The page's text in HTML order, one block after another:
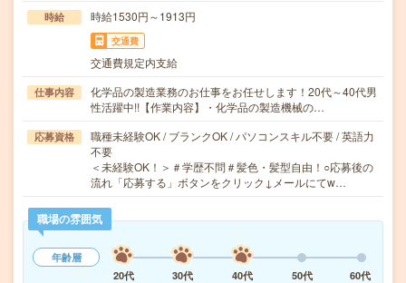
時給 時給1530円～1913円
交通費
交通費規定内支給
仕事内容
化学品の製造業務のお仕事をお任せします！20代～40代男
性活躍中!!【作業内容】・化学品の製造機械の…
応募資格
職種未経験OK / ブランクOK / パソコンスキル不要 / 英語力
不要
＜未経験OK！＞＃学歴不問＃髪色・髪型自由！○応募後の
流れ「応募する」ボタンをクリック↓メールにてw…
職場の雰囲気
年齢層
20代
30代 40代 50代 60代